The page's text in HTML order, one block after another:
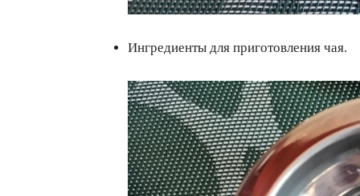
Ингредиенты для приготовления чая.